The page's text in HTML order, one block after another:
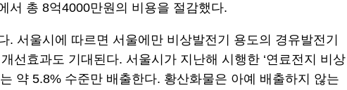
서 총 8억4000만원의 비용을 절감했다.
서울시에 따르면 서울에만 비상발전기 용도의 경유발전기
선효과도 기대된다. 서울시가 지난해 시행한 ‘연료전지 비상
약 5.8% 수준만 배출한다. 황산화물은 아예 배출하지 않는